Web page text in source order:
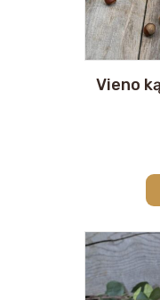
Vieno